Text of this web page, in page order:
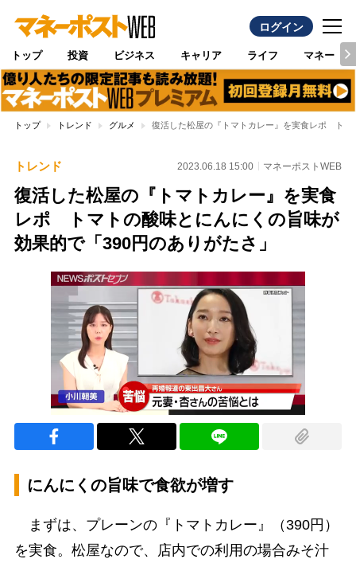
ログイン
トップ 投資 ビジネス キャリア ライフ マネー
トップ トレンド グルメ 復活した松屋の『トマトカレー』を実食レポ トマ
トレンド 2023.06.18 15:00 マネーポストWEB
復活した松屋の『トマトカレー』を実食
レポ トマトの酸味とにんにくの旨味が
効果的で「390円のありがたさ」
にんにくの旨味で食欲が増す
まずは、プレーンの『トマトカレー』（390円）
を実食。松屋なので、店内での利用の場合みそ汁